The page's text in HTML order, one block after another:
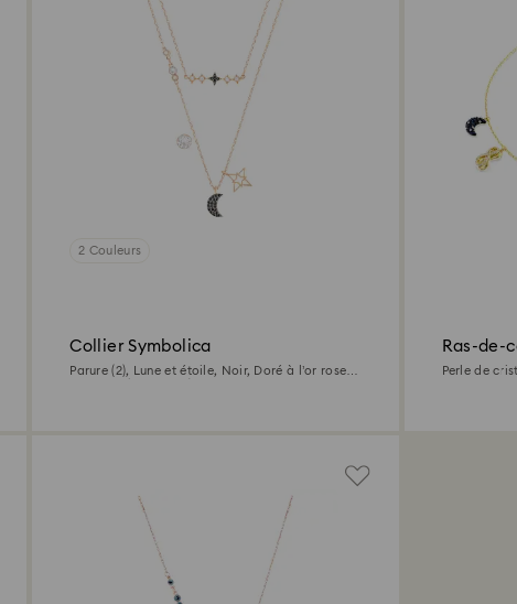
2 Couleurs
Collier Symbolica
Parure (2), Lune et étoile, Noir, Doré à l’or rose
Ras-de-
Perle de